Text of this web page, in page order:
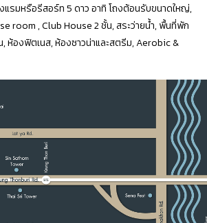
แรมหรือรีสอร์ท 5 ดาว อาทิ โถงต้อนรับขนาดใหญ่,
room , Club House 2 ชั้น, สระว่ายน้ำ, พื้นที่พัก
ห้องฟิตเนส, ห้องซาวน่าและสตรีม, Aerobic &